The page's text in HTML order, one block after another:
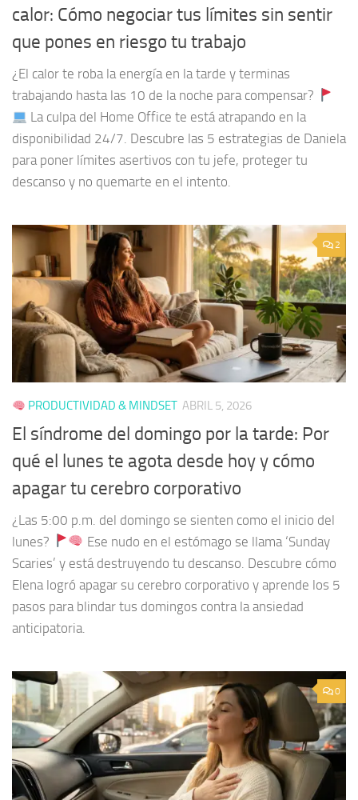
calor: Cómo negociar tus límites sin sentir
que pones en riesgo tu trabajo
¿El calor te roba la energía en la tarde y terminas
trabajando hasta las 10 de la noche para compensar?
La culpa del Home Office te está atrapando en la
disponibilidad 24/7. Descubre las 5 estrategias de Daniela
para poner límites asertivos con tu jefe, proteger tu
descanso y no quemarte en el intento.
2
PRODUCTIVIDAD & MINDSET ABRIL 5, 2026
El síndrome del domingo por la tarde: Por
qué el lunes te agota desde hoy y cómo
apagar tu cerebro corporativo
¿Las 5:00 p.m. del domingo se sienten como el inicio del
lunes?
Ese nudo en el estómago se llama ‘Sunday
Scaries’ y está destruyendo tu descanso. Descubre cómo
Elena logró apagar su cerebro corporativo y aprende los 5
pasos para blindar tus domingos contra la ansiedad
anticipatoria.
0